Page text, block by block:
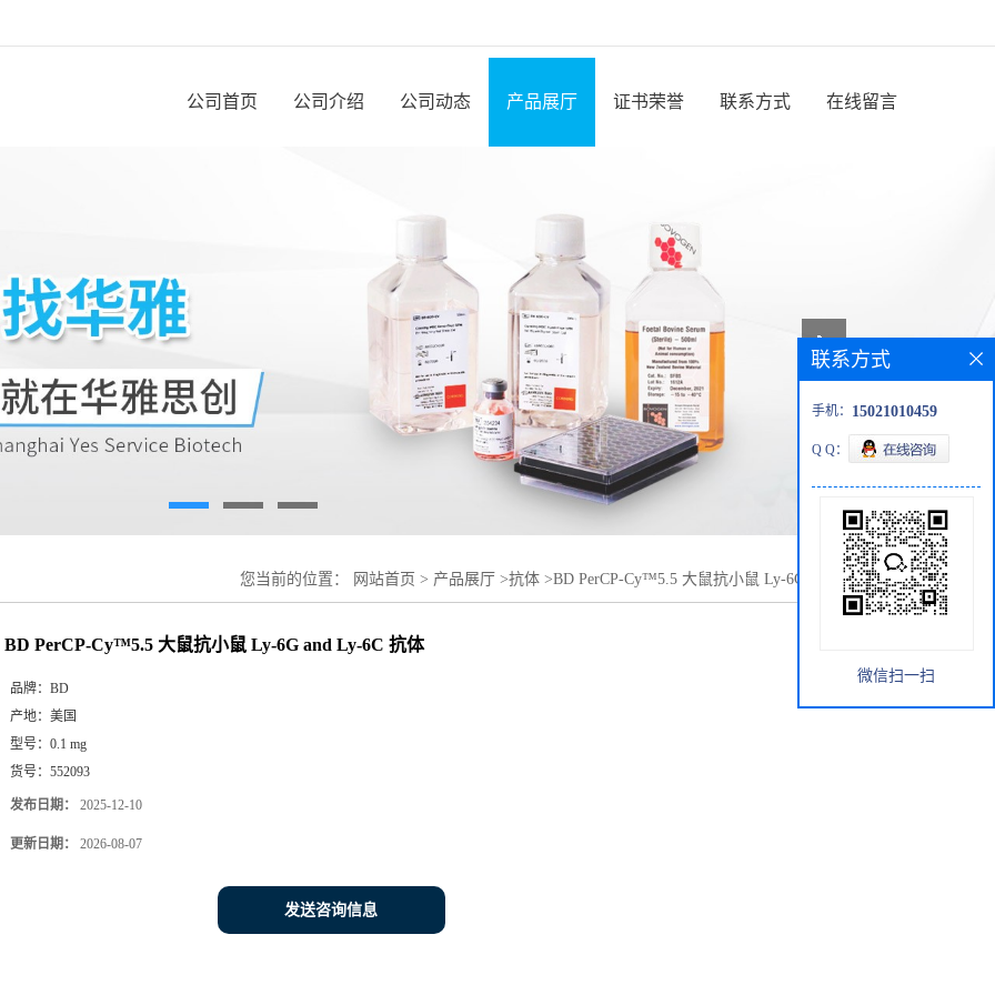
公司首页 公司介绍 公司动态 产品展厅 证书荣誉 联系方式 在线留言
您当前的位置： 网站首页 > 产品展厅 >抗体 >BD PerCP-Cy™5.5 大鼠抗小鼠 Ly-6G and Ly-6C 抗
BD PerCP-Cy™5.5 大鼠抗小鼠 Ly-6G and Ly-6C 抗体
品牌： BD
产地： 美国
型号： 0.1 mg
货号： 552093
发布日期： 2025-12-10
更新日期： 2026-08-07
发送咨询信息
联系方式
手机： 15021010459
Q Q：
微信扫一扫